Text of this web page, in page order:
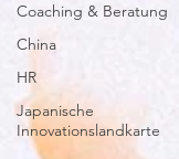
Coaching & Beratung
China
HR
Japanische
Innovationslandkarte